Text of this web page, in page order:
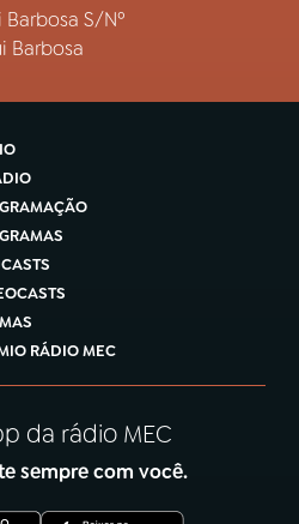
Barbosa S/Nº
Barbosa
RÁDIO MEC
da rádio MEC
sempre com você.